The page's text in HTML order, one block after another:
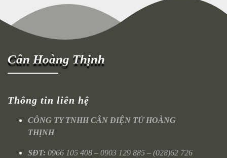
Cân Hoàng Thịnh
Thông tin liên hệ
CÔNG TY TNHH CÂN ĐIỆN TỬ HOÀNG
THỊNH
SĐT: 0966 105 408 – 0903 129 885 – (028)62 726